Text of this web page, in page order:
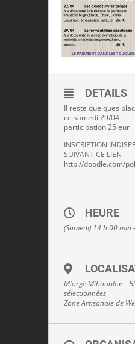
DETAILS
Il reste quelques
ce samedi 29/04
participation 25 eur
INSCRIPTION
SUIVANT CE LIEN
http://doodle.com/
HEURE
(Samedi) 14 h 00 min
Miorge Mihoublon -
sélectionnées
Zone Artisanale de